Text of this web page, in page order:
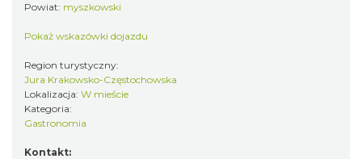
Powiat: myszkowski
Pokaż wskazówki dojazdu
Region turystyczny:
Jura Krakowsko-Częstochowska
Lokalizacja: W mieście
Kategoria:
Gastronomia
Kontakt: